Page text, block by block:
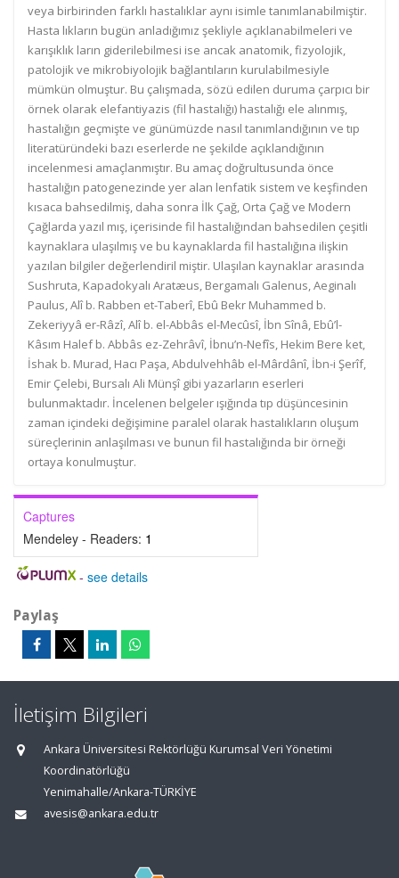
veya birbirinden farklı hastalıklar aynı isimle tanımlanabilmiştir.
Hasta lıkların bugün anladığımız şekliyle açıklanabilmeleri ve
karışıklık ların giderilebilmesi ise ancak anatomik, fizyolojik,
patolojik ve mikrobiyolojik bağlantıların kurulabilmesiyle
mümkün olmuştur. Bu çalışmada, sözü edilen duruma çarpıcı bir
örnek olarak elefantiyazis (fil hastalığı) hastalığı ele alınmış,
hastalığın geçmişte ve günümüzde nasıl tanımlandığının ve tıp
literatüründeki bazı eserlerde ne şekilde açıklandığının
incelenmesi amaçlanmıştır. Bu amaç doğrultusunda önce
hastalığın patogenezinde yer alan lenfatik sistem ve keşfinden
kısaca bahsedilmiş, daha sonra İlk Çağ, Orta Çağ ve Modern
Çağlarda yazıl mış, içerisinde fil hastalığından bahsedilen çeşitli
kaynaklara ulaşılmış ve bu kaynaklarda fil hastalığına ilişkin
yazılan bilgiler değerlendiril miştir. Ulaşılan kaynaklar arasında
Sushruta, Kapadokyalı Aratæus, Bergamalı Galenus, Aeginalı
Paulus, Alî b. Rabben et-Taberî, Ebû Bekr Muhammed b.
Zekeriyyâ er-Râzî, Alî b. el-Abbâs el-Mecûsî, İbn Sînâ, Ebû’l-
Kâsım Halef b. Abbâs ez-Zehrâvî, İbnu’n-Nefîs, Hekim Bere ket,
İshak b. Murad, Hacı Paşa, Abdulvehhâb el-Mârdânî, İbn-i Şerîf,
Emir Çelebi, Bursalı Ali Münşî gibi yazarların eserleri
bulunmaktadır. İncelenen belgeler ışığında tıp düşüncesinin
zaman içindeki değişimine paralel olarak hastalıkların oluşum
süreçlerinin anlaşılması ve bunun fil hastalığında bir örneği
ortaya konulmuştur.
Captures
Mendeley - Readers: 1
- see details
Paylaş
İletişim Bilgileri
Ankara Üniversitesi Rektörlüğü Kurumsal Veri Yönetimi
Koordinatörlüğü
Yenimahalle/Ankara-TÜRKİYE
avesis@ankara.edu.tr